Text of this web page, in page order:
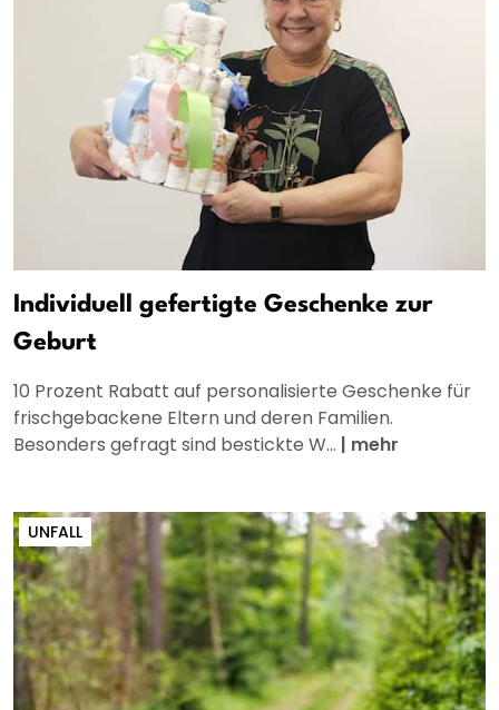
Individuell gefertigte Geschenke zur
Geburt
10 Prozent Rabatt auf personalisierte Geschenke für
frischgebackene Eltern und deren Familien.
Besonders gefragt sind bestickte W... | mehr
UNFALL